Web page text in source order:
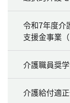
令和7年度介
支援金事業
介護職員奨
介護給付適